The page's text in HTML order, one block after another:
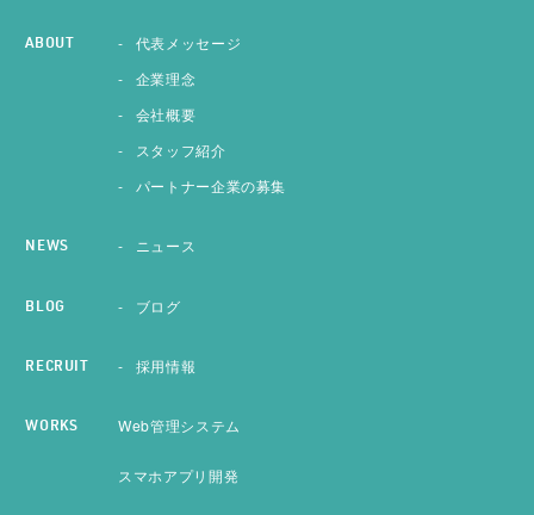
ABOUT
代表メッセージ
企業理念
会社概要
スタッフ紹介
パートナー企業の募集
NEWS ニュース
BLOG ブログ
RECRUIT 採用情報
WORKS Web管理システム
スマホアプリ開発